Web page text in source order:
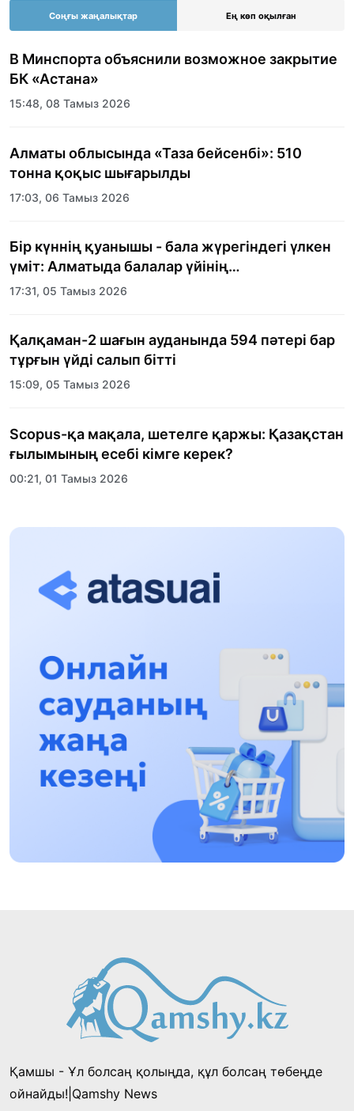
Соңғы жаңалықтар Ең көп оқылған
В Минспорта объяснили возможное закрытие
БК «Астана»
15:48, 08 Тамыз 2026
Алматы облысында «Таза бейсенбі»: 510
тонна қоқыс шығарылды
17:03, 06 Тамыз 2026
Бір күннің қуанышы - бала жүрегіндегі үлкен
үміт: Алматыда балалар үйінің
тәрбиеленушілеріне мерекелік күн
17:31, 05 Тамыз 2026
Қалқаман-2 шағын ауданында 594 пәтері бар
тұрғын үйді салып бітті
15:09, 05 Тамыз 2026
Scopus-қа мақала, шетелге қаржы: Қазақстан
ғылымының есебі кімге керек?
00:21, 01 Тамыз 2026
«Заң керуені» жобасы: Абай облысында
17:31, 31 Шілде 2026
13:13, 30 Шілде 2026
Асхат Асылбеков: Күшті билікке күшті
тұлғалар керек!
12:01, 28 Шілде 2026
Абзал Достияр: Думан Мұхаметкәрімді
Алматы түрмесіне ауыстыруы мүмкін
16:15, 27 Шілде 2026
Еңбек адамына көрсетілген құрмет: Алматы
облысының әкімі коммуналдық
қызметкерлермен бірге тазалыққа шығып,
13:57, 24 Шілде 2026
«Тектілер ту көтереді» байқауы өз
Қамшы - Ұл болсаң қолыңда, құл болсаң төбеңде
ойнайды!|Qamshy News